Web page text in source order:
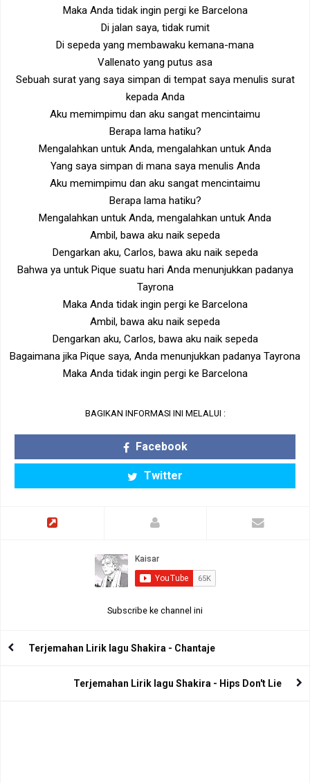
Maka Anda tidak ingin pergi ke Barcelona
Di jalan saya, tidak rumit
Di sepeda yang membawaku kemana-mana
Vallenato yang putus asa
Sebuah surat yang saya simpan di tempat saya menulis surat
kepada Anda
Aku memimpimu dan aku sangat mencintaimu
Berapa lama hatiku?
Mengalahkan untuk Anda, mengalahkan untuk Anda
Yang saya simpan di mana saya menulis Anda
Aku memimpimu dan aku sangat mencintaimu
Berapa lama hatiku?
Mengalahkan untuk Anda, mengalahkan untuk Anda
Ambil, bawa aku naik sepeda
Dengarkan aku, Carlos, bawa aku naik sepeda
Bahwa ya untuk Pique suatu hari Anda menunjukkan padanya
Tayrona
Maka Anda tidak ingin pergi ke Barcelona
Ambil, bawa aku naik sepeda
Dengarkan aku, Carlos, bawa aku naik sepeda
Bagaimana jika Pique saya, Anda menunjukkan padanya Tayrona
Maka Anda tidak ingin pergi ke Barcelona
BAGIKAN INFORMASI INI MELALUI :
Facebook
Twitter
Subscribe ke channel ini
Terjemahan Lirik lagu Shakira - Chantaje
Terjemahan Lirik lagu Shakira - Hips Don't Lie